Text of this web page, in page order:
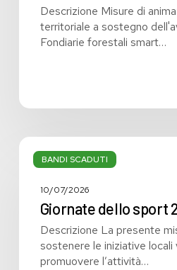
Descrizione Misure di
territoriale a sostegno
Fondiarie forestali smart…
BANDI SCADUTI
Giornate
dello
202610/07/2026
Giornate dello sport
Descrizione La presente
sostenere le iniziative
promuovere l’attività…